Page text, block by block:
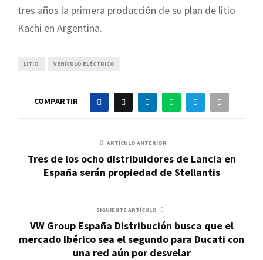
tres años la primera producción de su plan de litio
Kachi en Argentina.
LITIO VEHÍCULO ELÉCTRICO
COMPARTIR
ARTÍCULO ANTERIOR
Tres de los ocho distribuidores de Lancia en
España serán propiedad de Stellantis
SIGUIENTE ARTÍCULO
VW Group España Distribución busca que el
mercado Ibérico sea el segundo para Ducati con
una red aún por desvelar